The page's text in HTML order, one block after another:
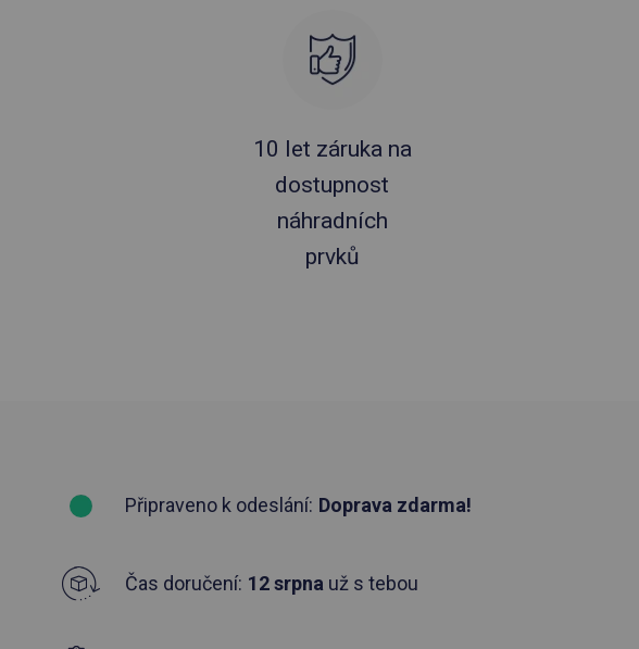
10 let záruka na
dostupnost
náhradních
prvků
Připraveno k odeslání: Doprava zdarma!
Čas doručení: 12 srpna už s tebou